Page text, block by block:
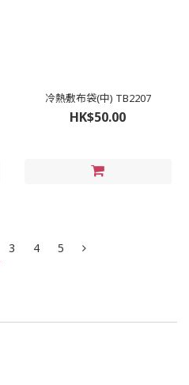
冷熱敷布袋(中) TB2207
HK$50.00
3 4 5